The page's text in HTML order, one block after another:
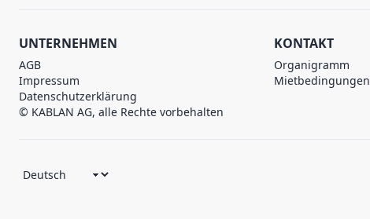
UNTERNEHMEN
AGB
Impressum
Datenschutzerklärung
© KABLAN AG, alle Rechte vorbehalten
KONTAKT
Organigramm
Mietbedingungen